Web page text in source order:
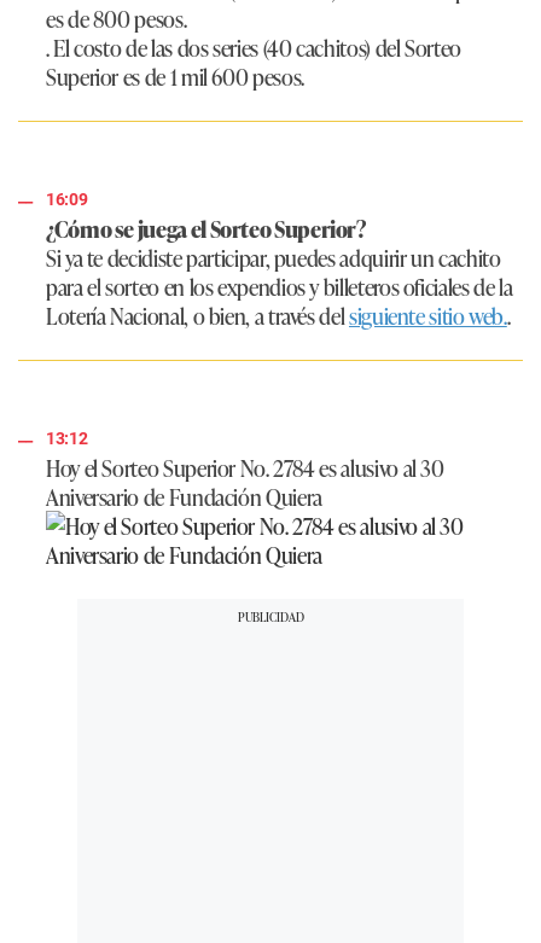
es de 800 pesos.
. El costo de las dos series (40 cachitos) del Sorteo
Superior es de 1 mil 600 pesos.
16:09
¿Cómo se juega el Sorteo Superior?
Si ya te decidiste participar, puedes adquirir un cachito
para el sorteo en los expendios y billeteros oficiales de la
Lotería Nacional, o bien, a través delsiguiente sitio web..
13:12
Hoy el Sorteo Superior No. 2784 es alusivo al 30
Aniversario de Fundación Quiera